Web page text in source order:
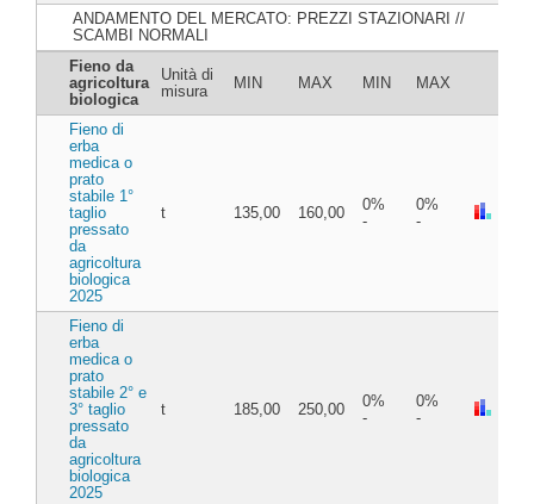
ANDAMENTO DEL MERCATO: PREZZI STAZIONARI //
SCAMBI NORMALI
Fieno da
agricoltura
biologica
Unità di
misura
MIN MAX MIN MAX
Fieno di
erba
medica o
prato
stabile 1°
taglio
pressato
da
agricoltura
biologica
2025
t 135,00 160,00
0%
-
0%
-
Fieno di
erba
medica o
prato
stabile 2° e
3° taglio
pressato
da
agricoltura
biologica
2025
t 185,00 250,00
0%
-
0%
-